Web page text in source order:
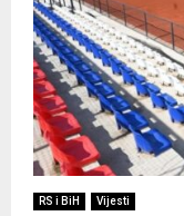
RS i BiH Vijesti